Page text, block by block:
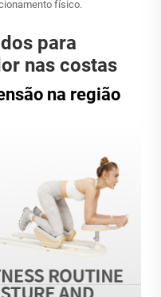
físico.
para
nas costas
na região